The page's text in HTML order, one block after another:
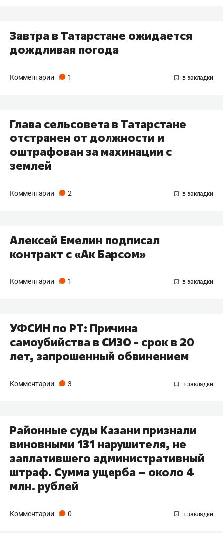
Завтра в Татарстане ожидается
дождливая погода
Комментарии 1
Глава сельсовета в Татарстане
отстранен от должности и
оштрафован за махинации с
землей
Комментарии 2
Алексей Емелин подписал
контракт с «Ак Барсом»
Комментарии 1
УФСИН по РТ: Причина
самоубийства в СИЗО - срок в 20
лет, запрошенный обвинением
Комментарии 3
Районные суды Казани признали
виновными 131 нарушителя, не
заплатившего административный
штраф. Сумма ущерба – около 4
млн. рублей
Комментарии 0